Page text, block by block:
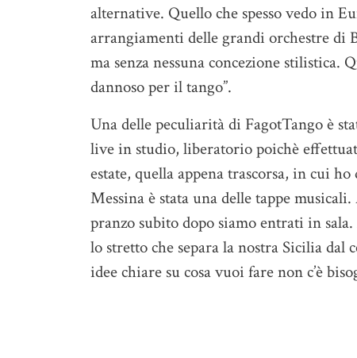
alternative. Quello che spesso vedo in
arrangiamenti delle grandi orchestre di
ma senza nessuna concezione
dannoso per il tango”.
Una delle peculiarità di FagotTango è
live in studio, liberatorio poichè
estate, quella appena trascorsa, in cui
Messina è stata una delle tappe
pranzo subito dopo siamo entrati in
lo stretto che separa la nostra Sicilia
idee chiare su cosa vuoi fare non c’è